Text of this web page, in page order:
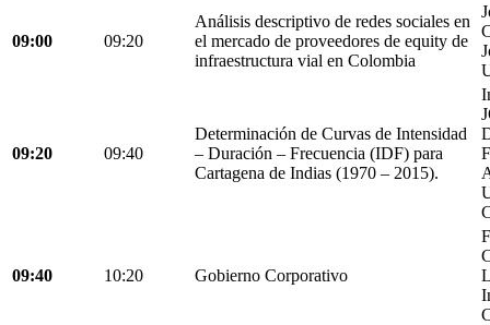
09:00 09:20
Análisis descriptivo de redes sociales en
el mercado de proveedores de equity de
infraestructura vial en Colombia
09:20 09:40
Determinación de Curvas de Intensidad
– Duración – Frecuencia (IDF) para
Cartagena de Indias (1970 – 2015).
09:40 10:20 Gobierno Corporativo